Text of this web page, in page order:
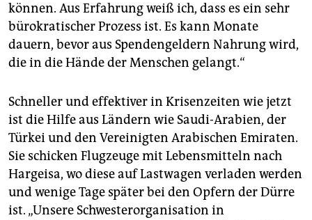
können. Aus Erfahrung weiß ich, dass es ein sehr
bürokratischer Prozess ist. Es kann Monate
dauern, bevor aus Spendengeldern Nahrung wird,
die in die Hände der Menschen gelangt.“
Schneller und effektiver in Krisenzeiten wie jetzt
ist die Hilfe aus Ländern wie Saudi-Arabien, der
Türkei und den Vereinigten Arabischen Emiraten.
Sie schicken Flugzeuge mit Lebensmitteln nach
Hargeisa, wo diese auf Lastwagen verladen werden
und wenige Tage später bei den Opfern der Dürre
ist. „Unsere Schwesterorganisation in